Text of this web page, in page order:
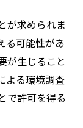
が求められま
る可能性があ
が生じること
よる環境調査
で許可を得る